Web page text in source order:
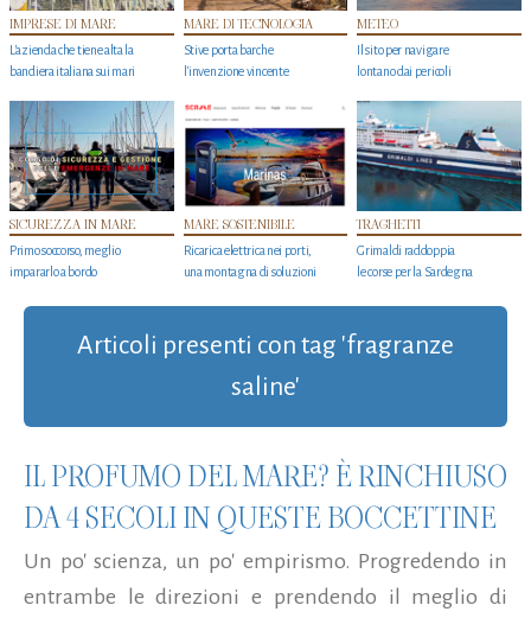
IMPRESE DI MARE
L'azienda che tiene alta la
bandiera italiana sui mari
MARE DI TECNOLOGIA
Stive porta barche
l'invenzione vincente
METEO
Il sito per navigare
lontano dai pericoli
SICUREZZA IN MARE
Primo soccorso, meglio
impararlo a bordo
MARE SOSTENIBILE
Ricarica elettrica nei porti,
una montagna di soluzioni
TRAGHETTI
Grimaldi raddoppia
le corse per la Sardegna
Articoli presenti con tag 'fragranze
saline'
IL PROFUMO DEL MARE? È RINCHIUSO
DA 4 SECOLI IN QUESTE BOCCETTINE
Un po' scienza, un po' empirismo. Progredendo in
entrambe le direzioni e prendendo il meglio di